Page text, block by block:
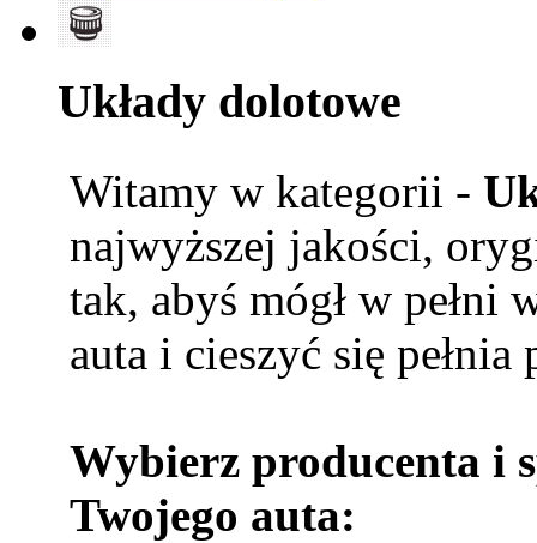
Układy dolotowe
Witamy w kategorii -
najwyższej jakości,
tak, abyś mógł w pełni
auta i cieszyć się
Wybierz producenta i
Twojego auta: